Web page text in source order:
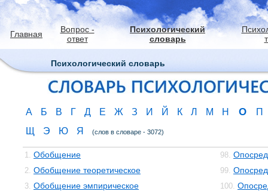
Главная
Вопрос -
ответ
Психологический
словарь
Психологический словарь
А Б В Г Д Е Ж З И Й К Л М Н О
П
Щ
Э Ю Я (слов в словаре - 3072)
1. Обобщение
2. Обобщение теоретическое
3. Обобщение эмпирическое
98.
99.
100.